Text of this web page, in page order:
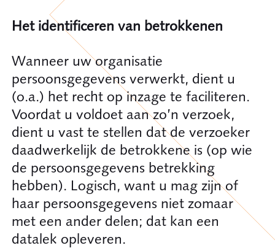
Het identificeren van betrokkenen
Wanneer uw organisatie
persoonsgegevens verwerkt, dient u
(o.a.) het recht op inzage te faciliteren.
Voordat u voldoet aan zo’n verzoek,
dient u vast te stellen dat de verzoeker
daadwerkelijk de betrokkene is (op wie
de persoonsgegevens betrekking
hebben). Logisch, want u mag zijn of
haar persoonsgegevens niet zomaar
met een ander delen; dat kan een
datalek opleveren.